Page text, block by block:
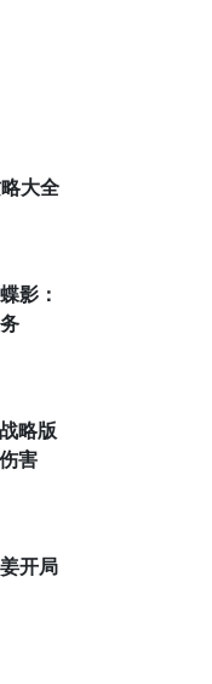
大全
影：
略版
害
开局